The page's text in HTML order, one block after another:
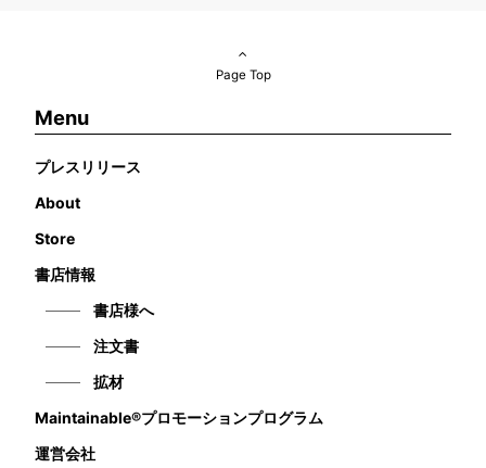
Page Top
Menu
プレスリリース
About
Store
書店情報
書店様へ
注文書
拡材
Maintainable®プロモーションプログラム
運営会社